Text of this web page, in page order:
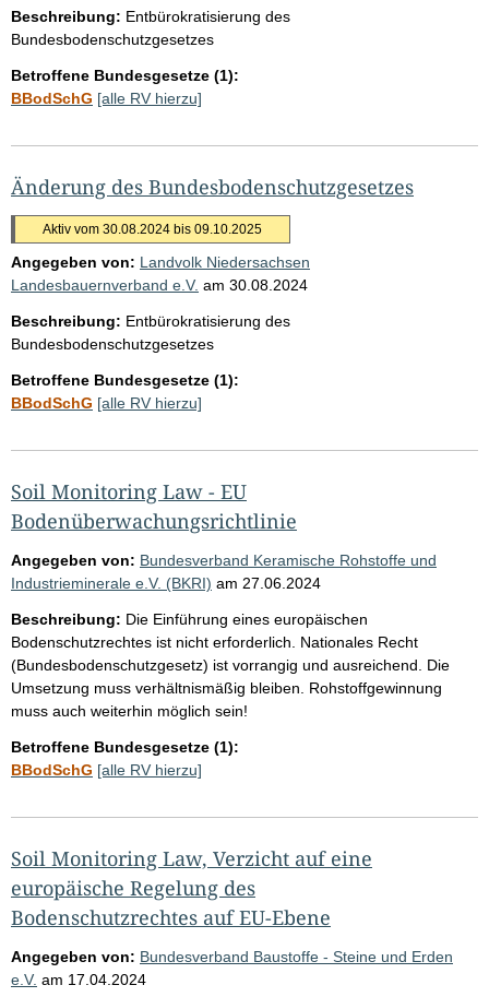
Beschreibung: Entbürokratisierung des
Bundesbodenschutzgesetzes
Betroffene Bundesgesetze (1):
BBodSchG [alle RV hierzu]
Änderung des Bundesbodenschutzgesetzes
Aktiv vom 30.08.2024 bis 09.10.2025
Angegeben von: Landvolk Niedersachsen
Landesbauernverband e.V. am 30.08.2024
Beschreibung: Entbürokratisierung des
Bundesbodenschutzgesetzes
Betroffene Bundesgesetze (1):
BBodSchG [alle RV hierzu]
Soil Monitoring Law - EU
Bodenüberwachungsrichtlinie
Angegeben von: Bundesverband Keramische Rohstoffe und
Industrieminerale e.V. (BKRI) am 27.06.2024
Beschreibung: Die Einführung eines europäischen
Bodenschutzrechtes ist nicht erforderlich. Nationales Recht
(Bundesbodenschutzgesetz) ist vorrangig und ausreichend. Die
Umsetzung muss verhältnismäßig bleiben. Rohstoffgewinnung
muss auch weiterhin möglich sein!
Betroffene Bundesgesetze (1):
BBodSchG [alle RV hierzu]
Soil Monitoring Law, Verzicht auf eine
europäische Regelung des
Bodenschutzrechtes auf EU-Ebene
Angegeben von: Bundesverband Baustoffe - Steine und Erden
e.V. am 17.04.2024